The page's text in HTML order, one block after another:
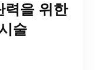
력을 위한
술